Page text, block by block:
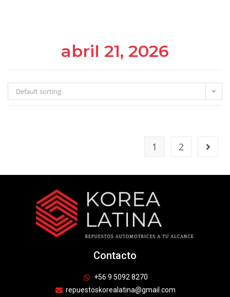
abril 21, 2026
Default sorting
1 2
Contacto
+56 9 5092 8270
repuestoskorealatina@gmail.com